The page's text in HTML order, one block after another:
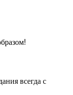
всегда с